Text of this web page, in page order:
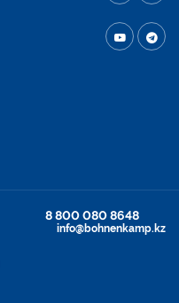
8 800 080 8648
info@bohnenkamp.kz